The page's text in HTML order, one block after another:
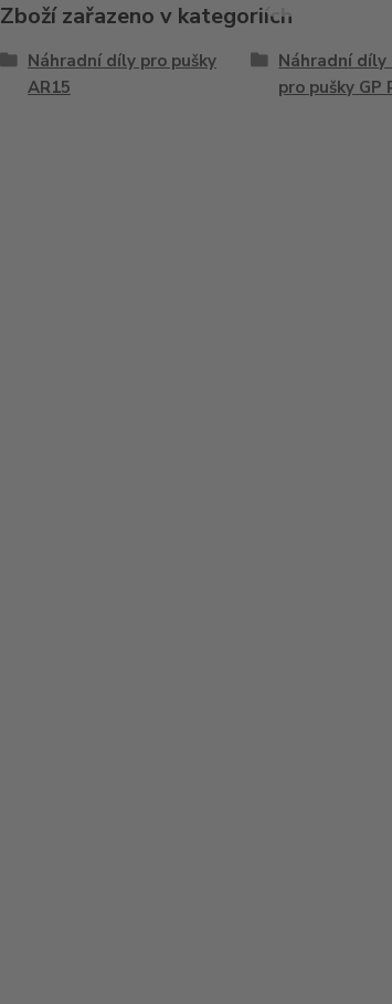
Zboží zařazeno v kategoriích
Náhradní díly pro pušky
AR15
Náhradní díly
pro pušky GP